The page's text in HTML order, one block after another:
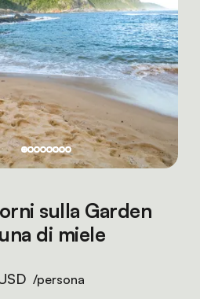
sulla Garden
di miele
/persona